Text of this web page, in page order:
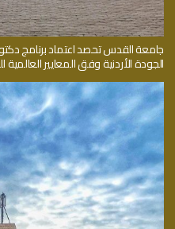
جامعة القدس تحصد اعتماد برنامج
الجودة الأردنية وفق المعايير العالمية